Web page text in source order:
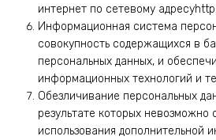
интернет по сетевому
Информационная система
совокупность содержащихся в
персональных данных, и
информационных технологий и
Обезличивание персональных
результате которых невозможно
использования дополнительной